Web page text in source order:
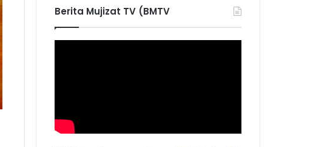
Berita Mujizat TV (BMTV